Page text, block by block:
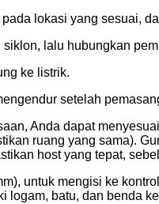
lokasi yang sesuai,
lalu hubungkan
ke listrik.
setelah
Anda dapat
ruang yang sama).
host yang tepat,
untuk mengisi ke
logam, batu, dan benda